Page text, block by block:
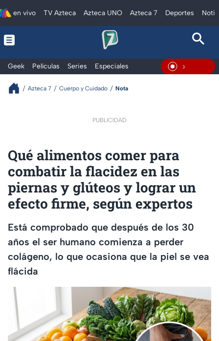
en vivo TV Azteca Azteca UNO Azteca 7 Deportes
Geek Películas Series Especiales En Vivo
Azteca 7 Cuerpo y Cuidado Nota
PUBLICIDAD
Qué alimentos comer para
combatir la flacidez en las
piernas y glúteos y lograr un
efecto firme, según expertos
Está comprobado que después de los 30
años el ser humano comienza a perder
colágeno, lo que ocasiona que la piel se vea
flácida